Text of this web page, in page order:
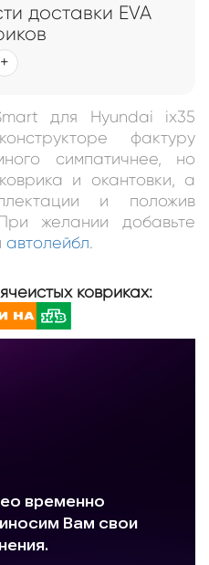
доставки EVA
для Hyundai ix35
фактуру
симпатичнее, но
и окантовки, а
и положив
желании добавьте
автолейбл.
ковриках: